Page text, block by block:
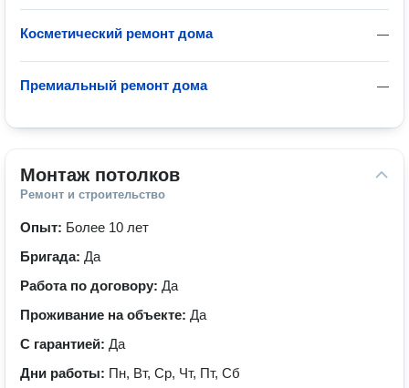
—
Косметический ремонт дома
—
Премиальный ремонт дома
Монтаж потолков
Ремонт и строительство
Опыт: Более 10 лет
Бригада: Да
Работа по договору: Да
Проживание на объекте: Да
С гарантией: Да
Дни работы: Пн, Вт, Ср, Чт, Пт, Сб